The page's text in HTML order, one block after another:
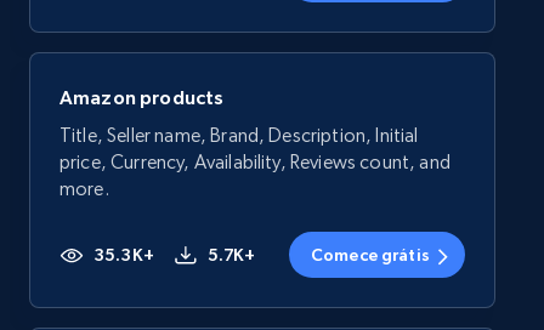
Amazon products
Title, Seller name, Brand, Description, Initial
price, Currency, Availability, Reviews count, and
more.
35.3K+ 5.7K+ Comece grátis